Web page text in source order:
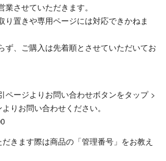
させていただきます。
り置きや専用ページには対応できかねま
ず、ご購入は先着順とさせていただいてお
ページよりお問い合わせボタンをタップ >
りお問い合わせください。
きます際は商品の「管理番号」をお教え